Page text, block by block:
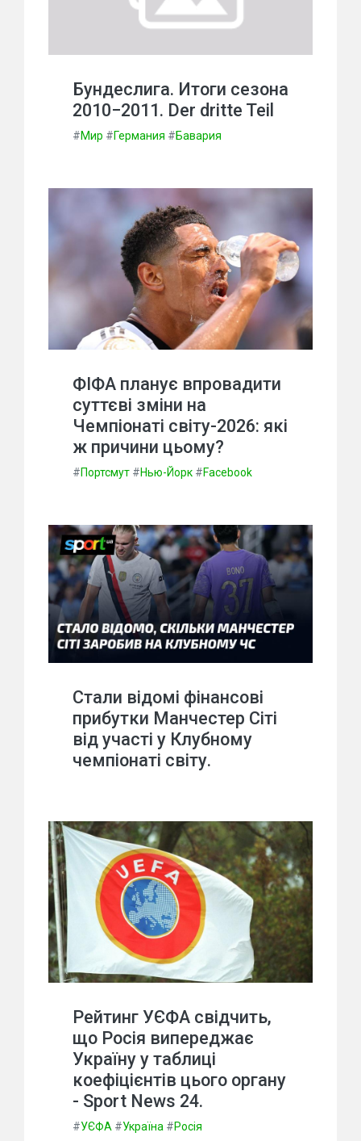
Бундеслига. Итоги сезона
2010−2011. Der dritte Teil
#Мир #Германия #Бавария
ФІФА планує впровадити
суттєві зміни на
Чемпіонаті світу-2026: які
ж причини цьому?
#Портсмут #Нью-Йорк #Facebook
Стали відомі фінансові
прибутки Манчестер Сіті
від участі у Клубному
чемпіонаті світу.
Рейтинг УЄФА свідчить,
що Росія випереджає
Україну у таблиці
коефіцієнтів цього органу
- Sport News 24.
#УЄФА #Україна #Росія